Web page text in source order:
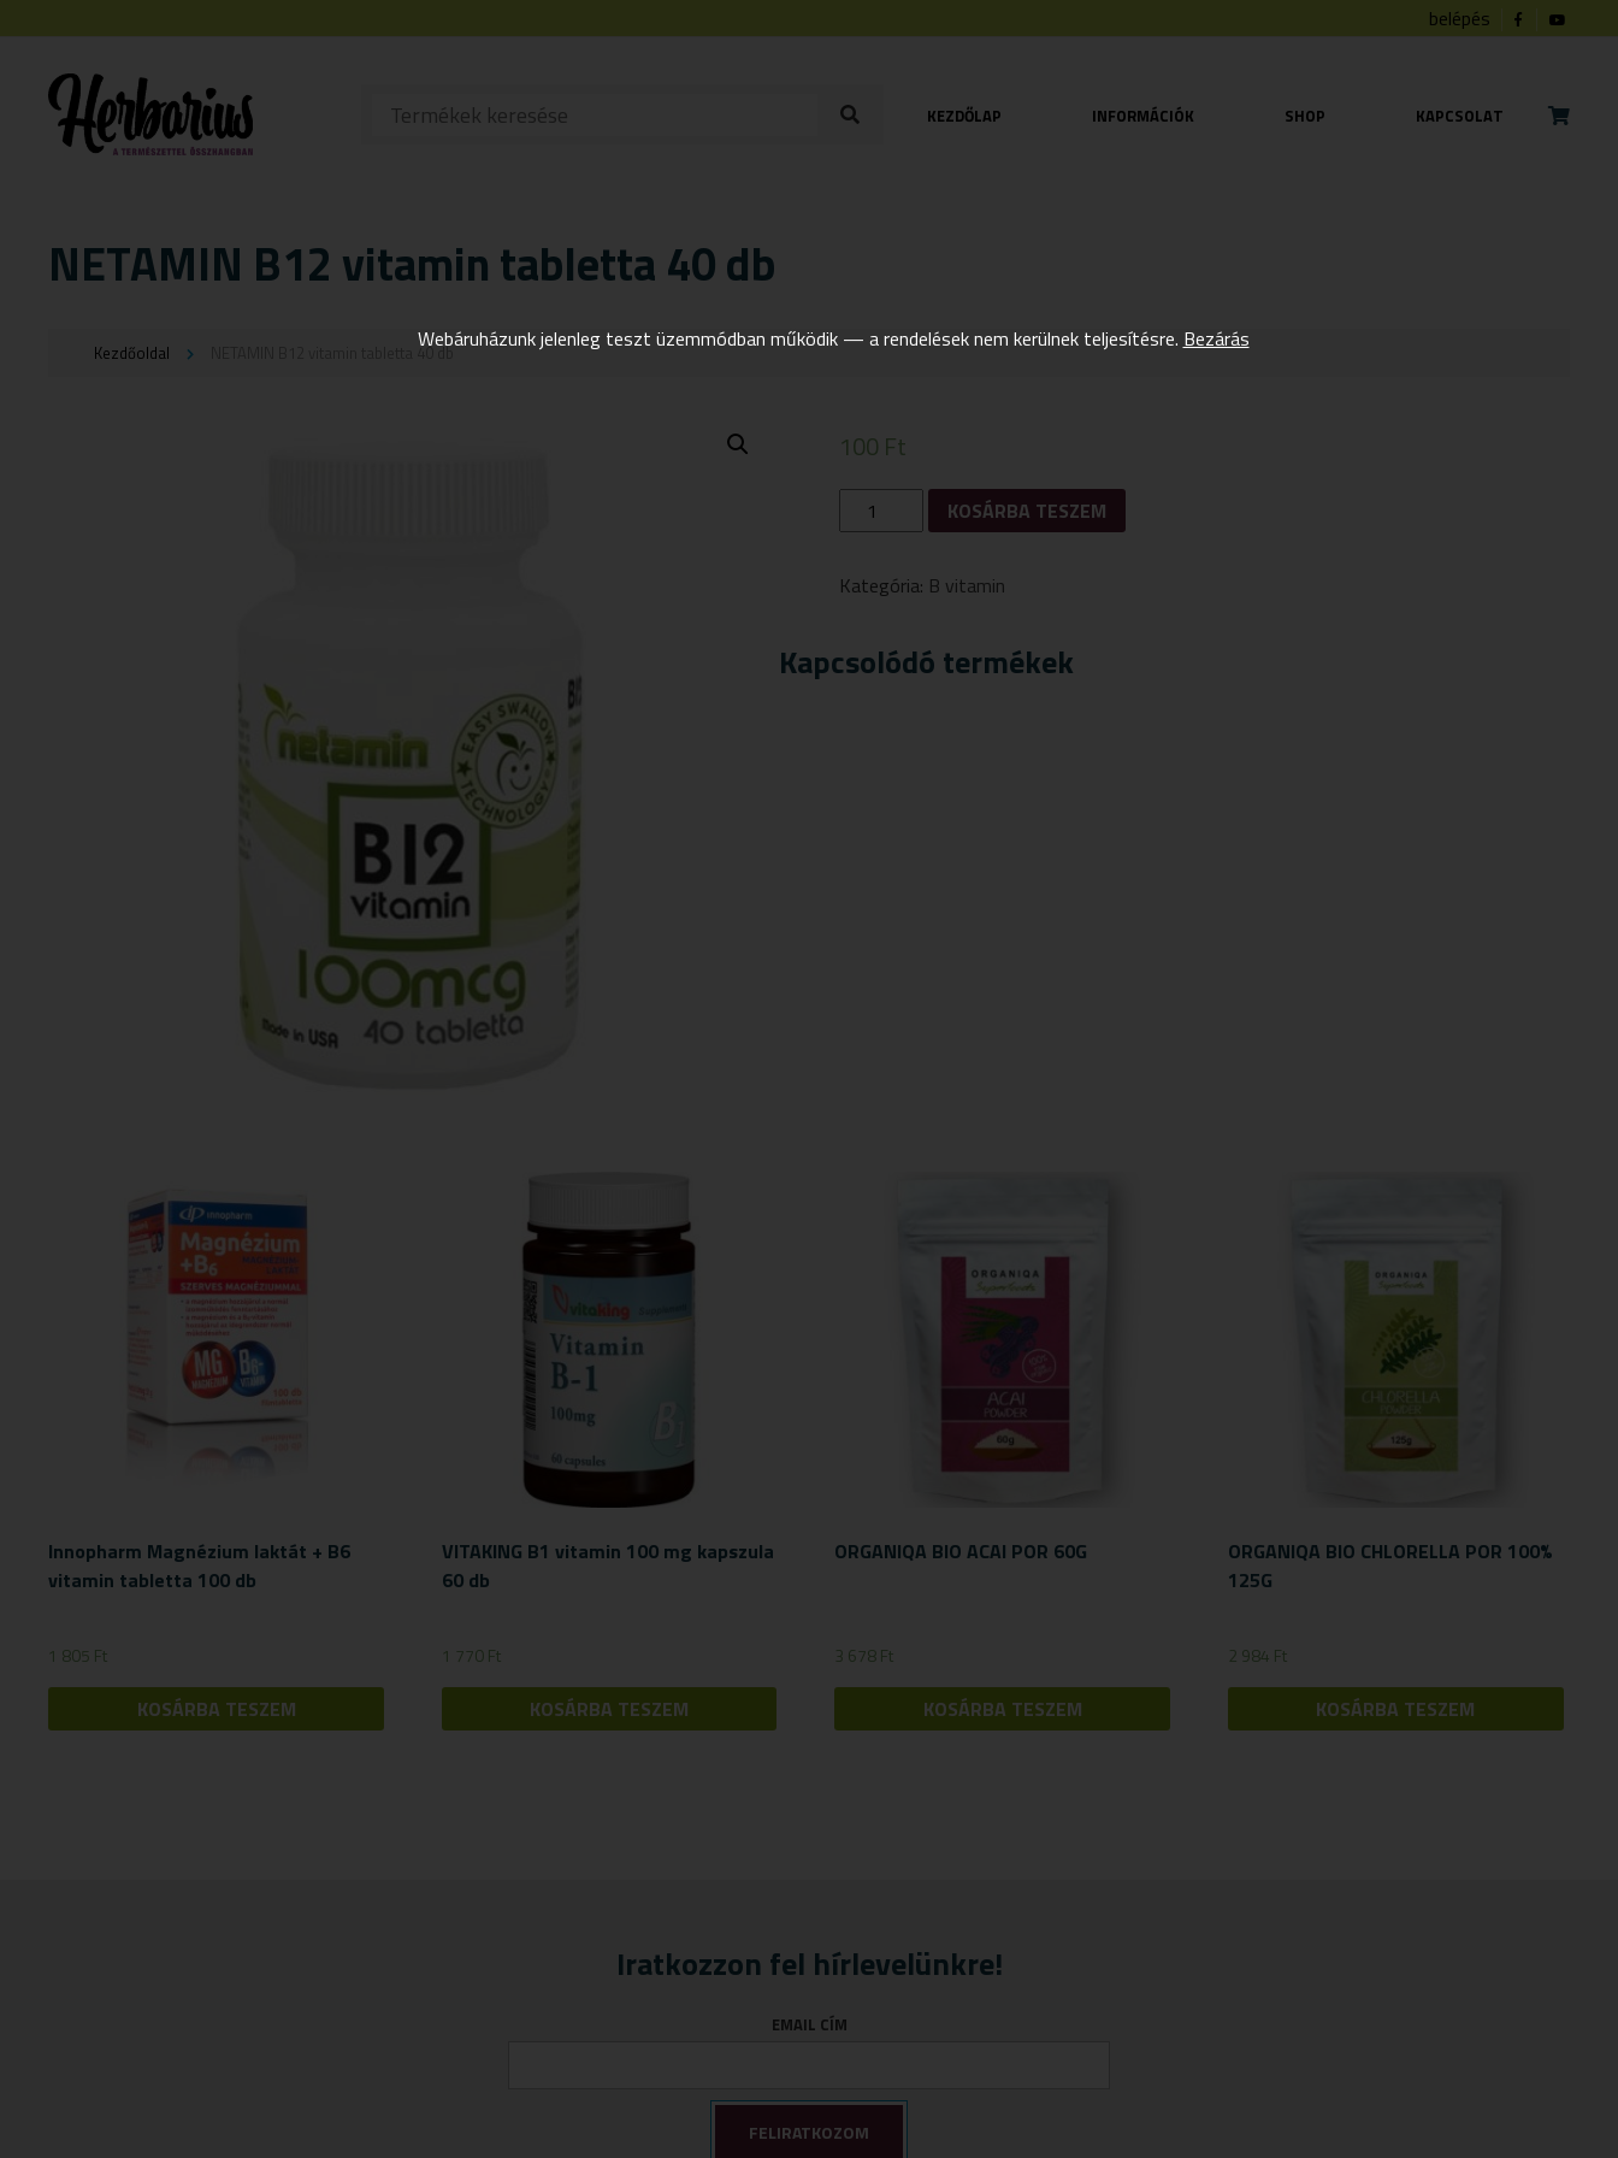
belépés
KEZDŐLAP INFORMÁCIÓK SHOP KAPCSOLAT
NETAMIN B12 vitamin tabletta 40 db
Kezdőoldal NETAMIN B12 vitamin tabletta 40 db
100 Ft
NETAMIN
40
MENNYISÉG
KOSÁRBA TESZEM
Kategória: B vitamin
Kapcsolódó termékek
Innopharm Magnézium laktát + B6
vitamin tabletta 100 db
1 805 Ft
KOSÁRBA TESZEM
VITAKING B1 vitamin 100 mg kapszula
60 db
1 770Ft
KOSÁRBA TESZEM
ORGANIQA BIO ACAI POR 60G
3 678Ft
KOSÁRBA TESZEM
ORGANIQA BIO CHLORELLA POR 100%
125G
2 984 Ft
KOSÁRBA TESZEM
Iratkozzon fel hírlevelünkre!
EMAIL CÍM
Webáruházunk jelenleg teszt üzemmódban működik — a rendelések nem kerülnek teljesítésre. Bezárás